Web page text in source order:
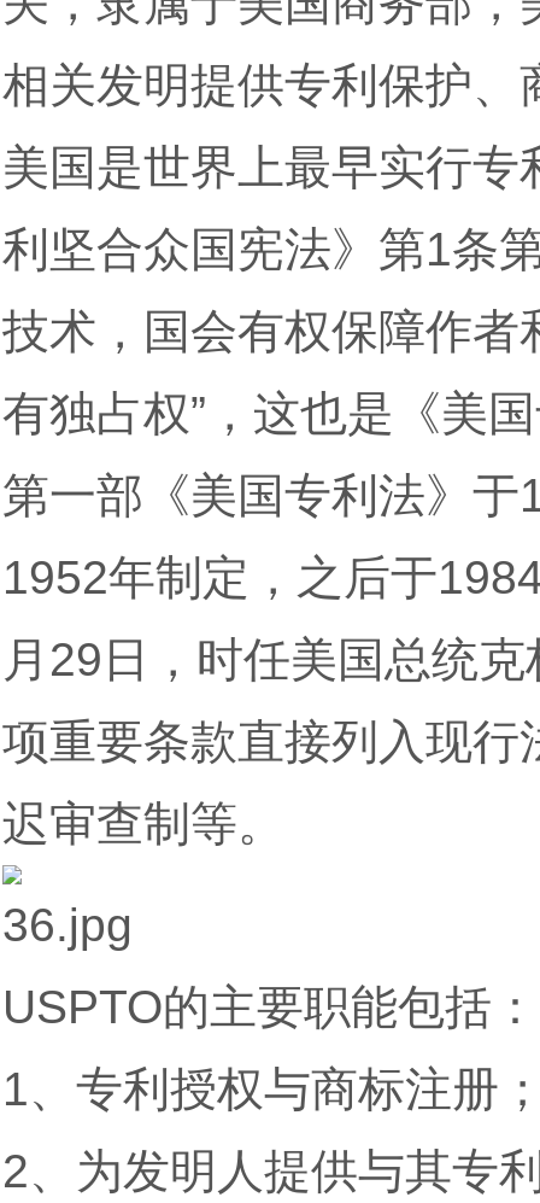
相关发明提供专利保护
美国是世界上最早实行
利坚合众国宪法》第1条
技术，国会有权保障作
有独占权”，这也是《美
第一部《美国专利法》
1952年制定，之后于
月29日，时任美国总统
项重要条款直接列入现
迟审查制等。
USPTO的主要职能包括：
1、专利授权与商标注册
2、为发明人提供与其专